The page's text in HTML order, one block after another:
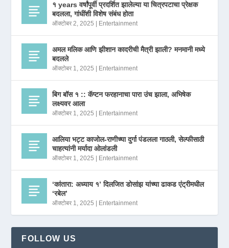
१ years वर्षांपूर्वी प्रदर्शित झालेल्या या चित्रपटाचा प्रेक्षक
बदलला, गांधींशी विशेष संबंध होता
ऑक्टोबर 2, 2025 Entertainment
अमल मलिक आणि झीशान कादरीची मैत्री झाली? मनमानी मध्ये
बदलले
ऑक्टोबर 1, 2025 Entertainment
बिग बॉस १ :: कॅप्टन फरहानाचा पारा उंच झाला, अभिषेक
लक्ष्यवर आला
ऑक्टोबर 1, 2025 Entertainment
आलिया भट्ट काजोल-राणीच्या दुर्गा पंडलला गाठली, सेल्फीसाठी
चाहत्यांनी मर्यादा ओलांडली
ऑक्टोबर 1, 2025 Entertainment
‘कांतारा: अध्याय १’ दिलजित डोसांझ यांच्या ढाकड एंट्रीमधील
‘रबेल’
ऑक्टोबर 1, 2025 Entertainment
FOLLOW US